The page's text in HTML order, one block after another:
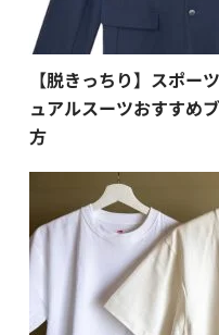
【脱きっちり】スポー
ュアルスーツおすすめ
方